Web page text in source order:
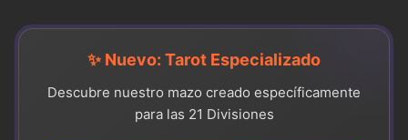
✨ Nuevo: Tarot Especializado
Descubre nuestro mazo creado específicamente
para las 21 Divisiones